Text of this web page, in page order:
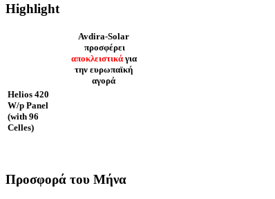
Highlight
Avdira-Solar
προσφέρει
αποκλειστικάγια
την ευρωπαϊκή
αγορά
Helios 420
W/p Panel
(with 96
Celles)
Προσφορά του Μήνα